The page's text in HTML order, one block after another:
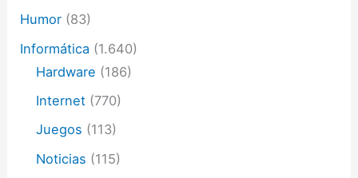
Humor (83)
Informática (1.640)
Hardware (186)
Internet (770)
Juegos (113)
Noticias (115)